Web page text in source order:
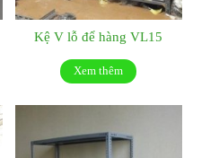
Kệ V lỗ để hàng VL15
Xem thêm